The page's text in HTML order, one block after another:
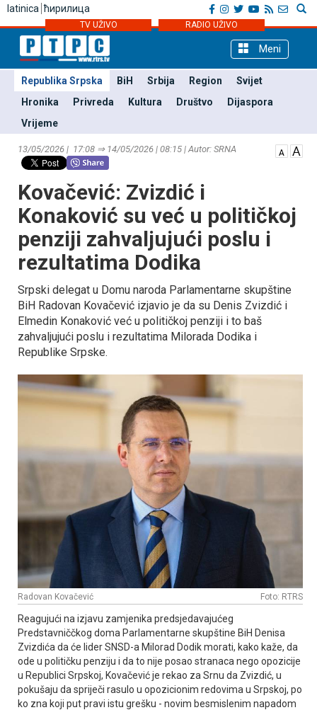
latinica ћирилица
TV UŽIVO RADIO UŽIVO
Meni
Republika Srpska BiH Srbija Region
Svijet
Hronika
Privreda Kultura Društvo
Dijaspora
Vrijeme
13/05/2026 | 17:08 ⇒ 14/05/2026 | 08:15 | Autor: SRNA
Kovačević: Zvizdić i
Konaković su već u političkoj
penziji zahvaljujući poslu i
rezultatima Dodika
Srpski delegat u Domu naroda Parlamentarne skupštine
BiH Radovan Kovačević izjavio je da su Denis Zvizdić i
Elmedin Konaković već u političkoj penziji i to baš
zahvaljujući poslu i rezultatima Milorada Dodika i
Republike Srpske.
Radovan Kovačević Foto: RTRS
Reagujući na izjavu zamjenika predsjedavajućeg
Predstavniččkog doma Parlamentarne skupštine BiH Denisa
Zvizdića da će lider SNSD-a Milorad Dodik morati, kako kaže, da
ode u političku penziju i da to nije posao stranaca nego opozicije
u Republici Srpskoj, Kovačević je rekao za Srnu da Zvizdić, u
pokušaju da spriječi rasulo u opozicionim redovima u Srpskoj, po
ko zna koji put pravi istu grešku - novim besmislenim napadom